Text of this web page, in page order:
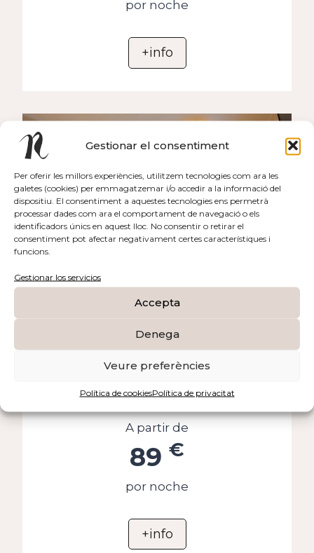
Gestionar el consentiment
Per oferir les millors experiències, utilitzem tecnologies com ara les
galetes (cookies) per emmagatzemar i/o accedir a la informació del
dispositiu. El consentiment a aquestes tecnologies ens permetrà
processar dades com ara el comportament de navegació o els
identificadors únics en aquest lloc. No consentir o retirar el
consentiment pot afectar negativament certes característiques i
funcions.
Gestionar los servicios
Accepta
Denega
Veure preferències
Política de cookiesPolítica de privacitat
por noche
+info
Habitación triple
con vistas al río
A partir de
89 €
por noche
+info